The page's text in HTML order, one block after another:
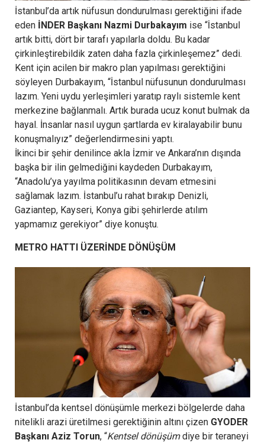
İstanbul’da artık nüfusun dondurulması gerektiğini ifade
eden İNDER Başkanı Nazmi Durbakayım ise “İstanbul
artık bitti, dört bir tarafı yapılarla doldu. Bu kadar
çirkinleştirebildik zaten daha fazla çirkinleşemez” dedi.
Kent için acilen bir makro plan yapılması gerektiğini
söyleyen Durbakayım, “İstanbul nüfusunun dondurulması
lazım. Yeni uydu yerleşimleri yaratıp raylı sistemle kent
merkezine bağlanmalı. Artık burada ucuz konut bulmak da
hayal. İnsanlar nasıl uygun şartlarda ev kiralayabilir bunu
konuşmalıyız” değerlendirmesini yaptı.
İkinci bir şehir denilince akla İzmir ve Ankara’nın dışında
başka bir ilin gelmediğini kaydeden Durbakayım,
“Anadolu’ya yayılma politikasının devam etmesini
sağlamak lazım. İstanbul’u rahat bırakıp Denizli,
Gaziantep, Kayseri, Konya gibi şehirlerde atılım
yapmamız gerekiyor” diye konuştu.
METRO HATTI ÜZERİNDE DÖNÜŞÜM
İstanbul’da kentsel dönüşümle merkezi bölgelerde daha
nitelikli arazi üretilmesi gerektiğinin altını çizen GYODER
Başkanı Aziz Torun, “Kentsel dönüşümdiye bir teraneyi